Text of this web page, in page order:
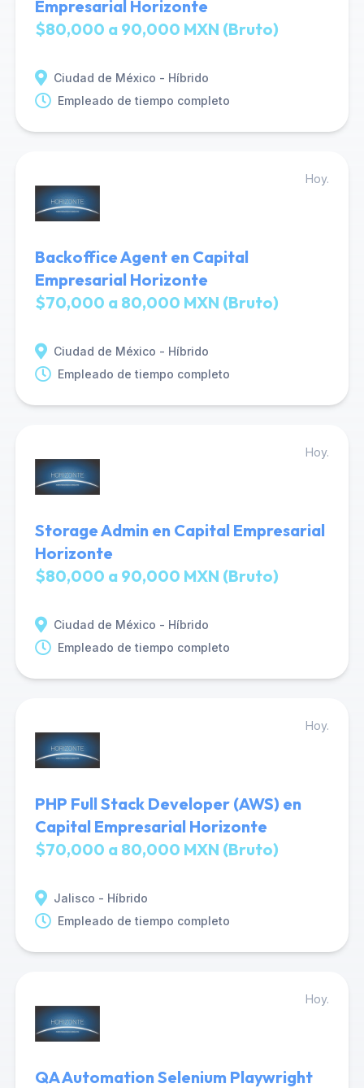
Empresarial Horizonte
$80,000 a 90,000 MXN (Bruto)
Ciudad de México - Híbrido
Empleado de tiempo completo
Hoy.
Backoffice Agent en Capital
Empresarial Horizonte
$70,000 a 80,000 MXN (Bruto)
Ciudad de México - Híbrido
Empleado de tiempo completo
Hoy.
Storage Admin en Capital Empresarial
Horizonte
$80,000 a 90,000 MXN (Bruto)
Ciudad de México - Híbrido
Empleado de tiempo completo
Hoy.
PHP Full Stack Developer (AWS) en
Capital Empresarial Horizonte
$70,000 a 80,000 MXN (Bruto)
Jalisco - Híbrido
Empleado de tiempo completo
Hoy.
QA Automation Selenium Playwright